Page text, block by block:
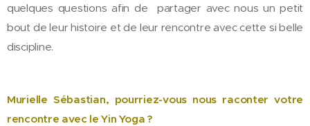
quelques questions afin de partager avec nous un petit
bout de leur histoire et de leur rencontre avec cette si belle
discipline.
Murielle Sébastian, pourriez-vous nous raconter votre
rencontre avec le Yin Yoga ?